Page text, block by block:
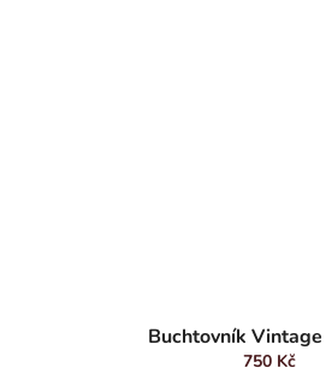
Buchtovník
750 Kč